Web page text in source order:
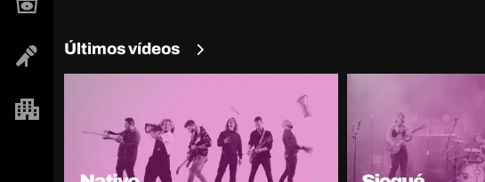
Últimos vídeos